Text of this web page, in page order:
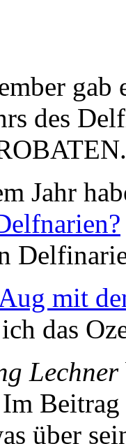
gab
des
Jahr
mit
das
Lechner
Im Beitrag
über